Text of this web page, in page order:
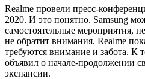
Realme провели пресс-
2020. И это понятно. Samsung
самостоятельные мероприятия,
не обратит внимания. Realme
требуются внимание и забота. К
объявил о начале-продолжении
экспансии.